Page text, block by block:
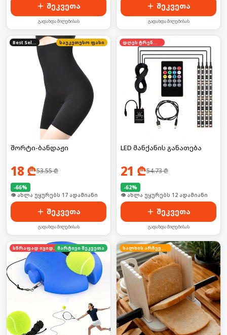
შეკვეთა
გადახდა მიღებისას
შეკვეთა
გადახდა მიღებისას
Best Seller საუკეთესო ფასი
შორტი-ბანდაჟი
18 ₾53.55₾
-66%
🛒 ბოლო 24სთ-ში იყიდა 26-მა
შეკვეთა
გადახდა მიღებისას
დღეს ტრენდში
LED მანქანის განათება
21 ₾54.73₾
-62%
🛒 ბოლო 24სთ-ში იყიდა 18-მა
შეკვეთა
გადახდა მიღებისას
სწრაფად იყიდებამარტივი შეკვეთა ხალხის არჩევანი